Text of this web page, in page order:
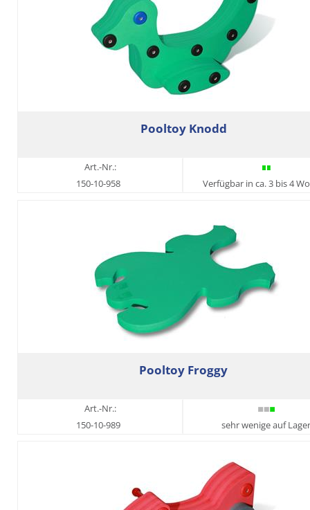
Pooltoy Knodd
Art.-Nr.:
150-10-958
Verfügbar in ca. 3 bis 4
Pooltoy Froggy
Art.-Nr.:
150-10-989
sehr wenige auf Lager